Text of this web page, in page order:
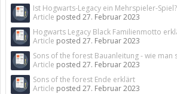
Ist Hogwarts-Legacy ein Mehrspieler-Spiel?
Article posted 27. Februar 2023
Hogwarts Legacy Black Familienmotto
Article posted 27. Februar 2023
Sons of the forest Bauanleitung - wie man
Article posted 27. Februar 2023
Sons of the forest Ende erklärt
Article posted 27. Februar 2023